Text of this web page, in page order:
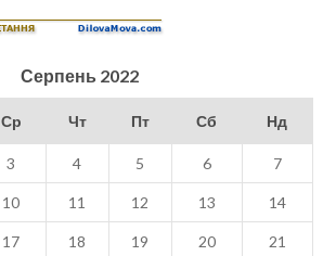
Серпень 2022
Ср Чт Пт Сб Нд
3 4 5 6 7
10 11 12 13 14
17 18 19 20 21